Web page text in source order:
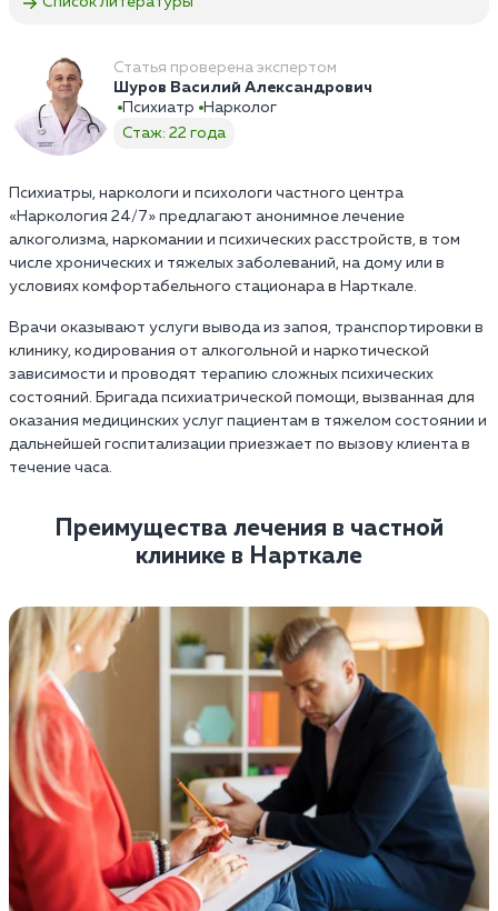
Статья проверена экспертом
Шуров Василий Александрович
Психиатр
Нарколог
Стаж: 22 года
Психиатры, наркологи и психологи частного центра
«Наркология 24/7» предлагают анонимное лечение
алкоголизма, наркомании и психических расстройств, в том
числе хронических и тяжелых заболеваний, на дому или в
условиях комфортабельного стационара в Нарткале.
Врачи оказывают услуги вывода из запоя, транспортировки в
клинику, кодирования от алкогольной и наркотической
зависимости и проводят терапию сложных психических
состояний. Бригада психиатрической помощи, вызванная для
оказания медицинских услуг пациентам в тяжелом состоянии и
дальнейшей госпитализации приезжает по вызову клиента в
течение часа.
Преимущества лечения в частной
клинике в Нарткале